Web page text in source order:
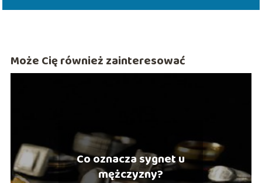
Może Cię również zainteresować
Co oznacza sygnet u
mężczyzny?